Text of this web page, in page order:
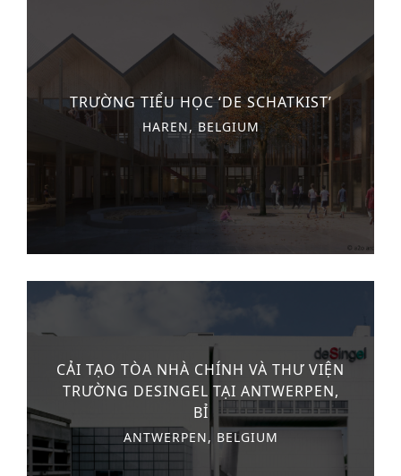
TRƯỜNG TIỂU HỌC ‘DE SCHATKIST’
HAREN, BELGIUM
CẢI TẠO TÒA NHÀ CHÍNH VÀ THƯ VIỆN
TRƯỜNG DESINGEL TẠI ANTWERPEN,
BỈ
ANTWERPEN, BELGIUM